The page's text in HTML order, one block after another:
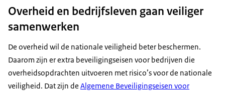
Overheid en bedrijfsleven gaan veiliger
samenwerken
De overheid wil de nationale veiligheid beter beschermen.
Daarom zijn er extra beveiligingseisen voor bedrijven die
overheidsopdrachten uitvoeren met risico’s voor de nationale
veiligheid. Dat zijn de Algemene Beveiligingseisen voor